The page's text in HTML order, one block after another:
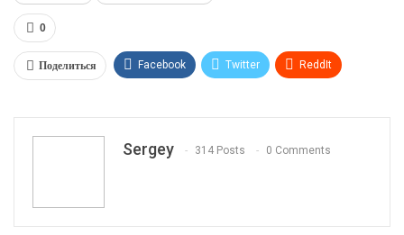
0
Поделиться Facebook Twitter ReddIt
Sergey 314 Posts 0 Comments